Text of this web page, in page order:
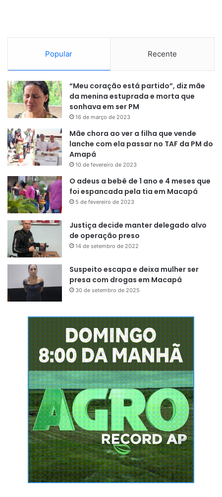
Popular Recente
“Meu coração está partido”, diz mãe
da menina estuprada e morta que
sonhava em ser PM
16 de março de 2023
Mãe chora ao ver a filha que vende
lanche com ela passar no TAF da PM do
Amapá
10 de fevereiro de 2023
O adeus a bebê de 1 ano e 4 meses que
foi espancada pela tia em Macapá
5 de fevereiro de 2023
Justiça decide manter delegado alvo
de operação preso
14 de setembro de 2022
Suspeito escapa e deixa mulher ser
presa com drogas em Macapá
30 de setembro de 2025